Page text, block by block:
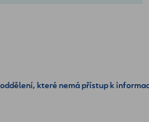
které nemá přístup k